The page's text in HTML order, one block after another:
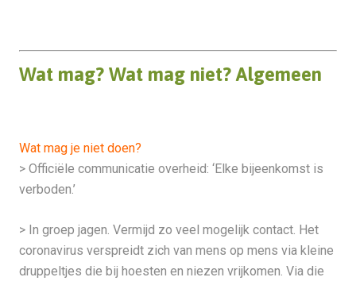
Wat mag? Wat mag niet? Algemeen
Wat mag je niet doen?
> Officiële communicatie overheid: ‘Elke bijeenkomst is
verboden.’
> In groep jagen. Vermijd zo veel mogelijk contact. Het
coronavirus verspreidt zich van mens op mens via kleine
druppeltjes die bij hoesten en niezen vrijkomen. Via die